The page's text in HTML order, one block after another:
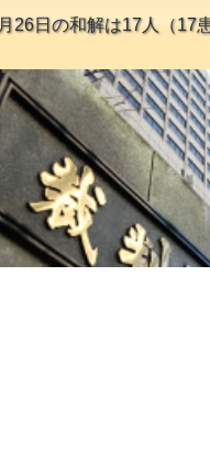
26日の和解は17人（17